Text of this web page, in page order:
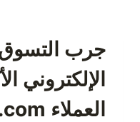
علامة
تجارية
أمريكية
للملابس
الرياضية
جرب التسوق
الإلكتروني